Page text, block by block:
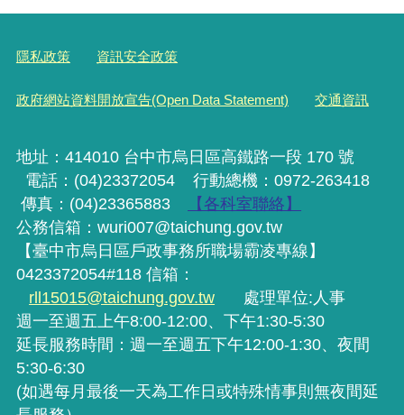
隱私政策 資訊安全政策
政府網站資料開放宣告(Open Data Statement) 交通資訊
地址：414010 台中市烏日區高鐵路一段 170 號
電話：(04)23372054 行動總機 ：0972-263418
傳真：(04)23365883
【各科室聯絡】
公務信箱：wuri007@taichung.gov.tw
【臺中市烏日區戶政事務所職場霸凌專線】
0423372054#118 信箱：
rll15015@taichung.gov.tw
處理單位:人事
週一至週五上午8:00-12:00、下午1:30-5:30
延長服務時間：週一至週五下午12:00-1:30、夜間
5:30-6:30
(如遇每月最後一天為工作日或特殊情事則無夜間延